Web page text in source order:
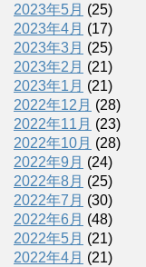
2023年5月 (25)
2023年4月 (17)
2023年3月 (25)
2023年2月 (21)
2023年1月 (21)
2022年12月 (28)
2022年11月 (23)
2022年10月 (28)
2022年9月 (24)
2022年8月 (25)
2022年7月 (30)
2022年6月 (48)
2022年5月 (21)
2022年4月 (21)